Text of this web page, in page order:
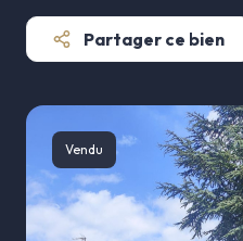
Appartements
Propriétés
Maisons
de
village
Autres
LOCATIONS
NOS
NOTRE
AGENCE
Partager ce bien
Vendu